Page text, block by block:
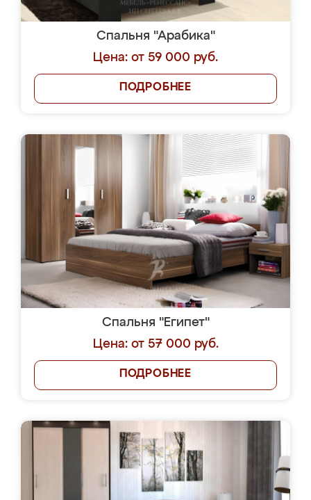
Спальня "Арабика"
Цена: от 59 000 руб.
ПОДРОБНЕЕ
Спальня "Египет"
Цена: от 57 000 руб.
ПОДРОБНЕЕ